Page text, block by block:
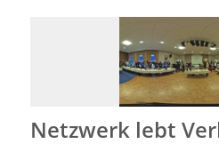
Netzwerk lebt